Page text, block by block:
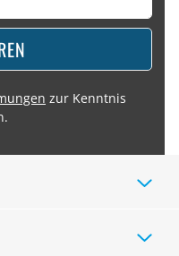
zur Kenntnis